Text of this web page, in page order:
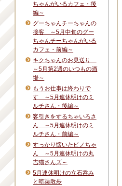
ちゃんがいるカフェ・後
編～
グーちゃんチーちゃんの
接客 ～5月中旬のグー
ちゃんチーちゃんがいる
カフェ・前編～
キクちゃんのお見送り
～5月第2週のいつもの酒
場～
もうお仕事は終わりで
す ～5月連休明けのミ
ルチさん・後編～
客引きをするちゃいろさ
ん ～5月連休明けのミ
ルチさん・前編～
すっかり懐いたピノちゃ
ん ～5月連休明けの丸
吉猫さんズ～
5月連休明けの立石呑み
と暗渠散歩